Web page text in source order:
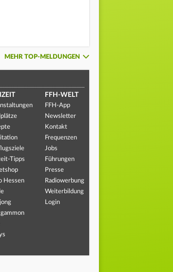
MEHR TOP-MELDUNGEN
Tipps
Hessen
FFH-WELT
FFH-App
Newsletter
Kontakt
Frequenzen
Jobs
Führungen
Presse
Radiowerbung
Weiterbildung
Login